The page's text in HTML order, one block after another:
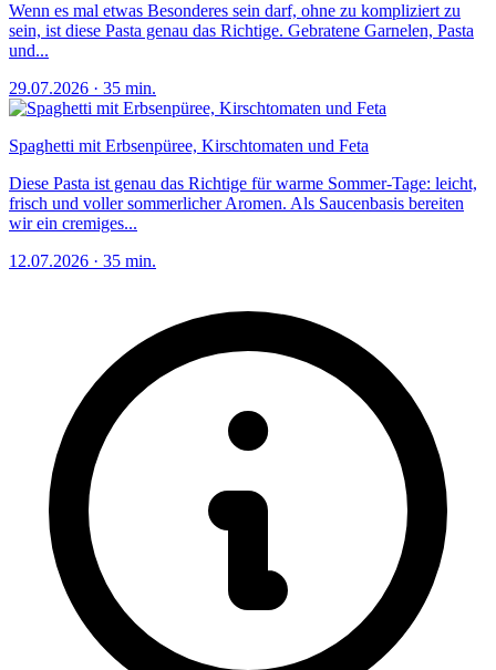
Wenn es mal etwas Besonderes sein darf, ohne zu kompliziert zu
sein, ist diese Pasta genau das Richtige. Gebratene Garnelen, Pasta
und...
29.07.2026 · 35 min.
Spaghetti mit Erbsenpüree, Kirschtomaten und Feta
Diese Pasta ist genau das Richtige für warme Sommer-Tage: leicht,
frisch und voller sommerlicher Aromen. Als Saucenbasis bereiten
wir ein cremiges...
12.07.2026 · 35 min.